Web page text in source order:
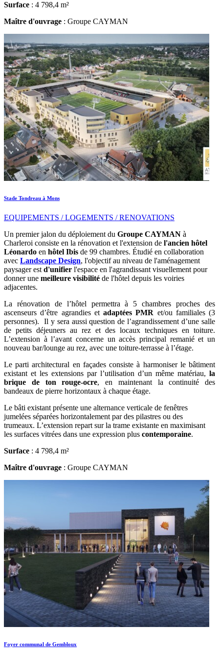
Surface : 4 798,4 m²
Maître d'ouvrage : Groupe CAYMAN
Stade Tondreau à Mons
EQUIPEMENTS / LOGEMENTS / RENOVATIONS
Un premier jalon du déploiement du Groupe CAYMAN à
Charleroi consiste en la rénovation et l'extension de l'ancien hôtel
Léonardo en hôtel Ibis de 99 chambres. Étudié en collaboration
avec Landscape Design, l'objectif au niveau de l'aménagement
paysager est d'unifier l'espace en l'agrandissant visuellement pour
donner une meilleure visibilité de l'hôtel depuis les voiries
adjacentes.
La rénovation de l’hôtel permettra à 5 chambres proches des
ascenseurs d’être agrandies et adaptées PMR et/ou familiales (3
personnes). Il y sera aussi question de l’agrandissement d’une salle
de petits déjeuners au rez et des locaux techniques en toiture.
L’extension à l’avant concerne un accès principal remanié et un
nouveau bar/lounge au rez, avec une toiture-terrasse à l’étage.
Le parti architectural en façades consiste à harmoniser le bâtiment
existant et les extensions par l’utilisation d’un même matériau, la
brique de ton rouge-ocre, en maintenant la continuité des
bandeaux de pierre horizontaux à chaque étage.
Le bâti existant présente une alternance verticale de fenêtres
jumelées séparées horizontalement par des pilastres ou des
trumeaux. L’extension repart sur la trame existante en maximisant
les surfaces vitrées dans une expression plus contemporaine.
Surface : 4 798,4 m²
Maître d'ouvrage : Groupe CAYMAN
Foyer communal de Gembloux